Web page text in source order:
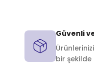
Güvenli
bir şekilde